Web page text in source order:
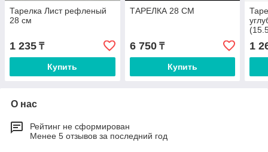
Тарелка Лист рефленый
28 см
1 235 ₸
Купить
ТАРЕЛКА 28 СМ
6 750₸
Купить
1
О нас
Рейтинг не сформирован
Менее 5 отзывов за последний год